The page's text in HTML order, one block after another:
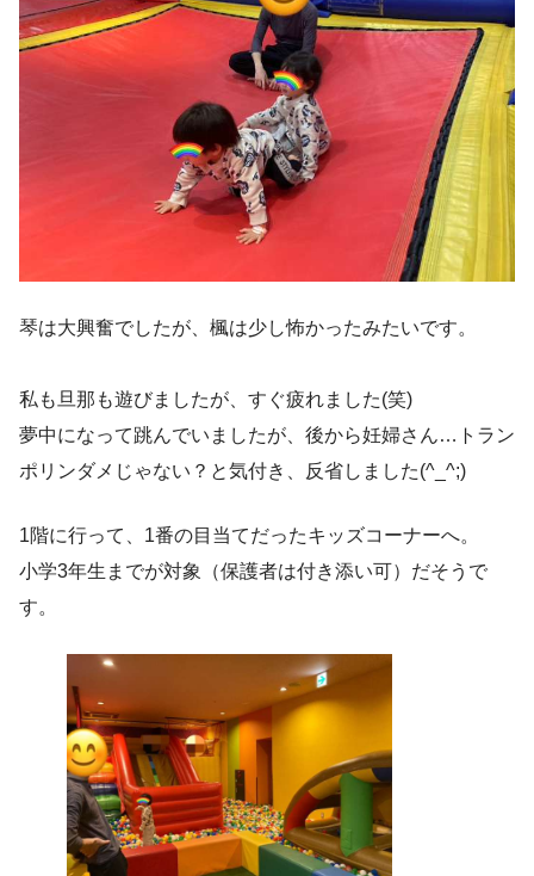
琴は大興奮でしたが、楓は少し怖かったみたいです。
私も旦那も遊びましたが、すぐ疲れました(笑)
夢中になって跳んでいましたが、後から妊婦さん…トラン
ポリンダメじゃない？と気付き、反省しました(^_^;)
1階に行って、1番の目当てだったキッズコーナーへ。
小学3年生までが対象（保護者は付き添い可）だそうで
す。